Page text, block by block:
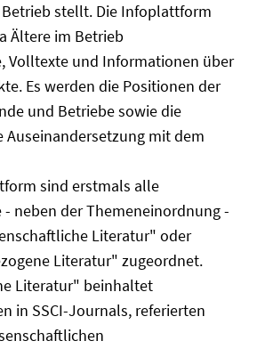
stellt. Die Infoplattform
Ältere im Betrieb
Volltexte und Informationen über
Es werden die Positionen der
und Betriebe sowie die
Auseinandersetzung mit dem
sind erstmals alle
neben der Themeneinordnung -
Literatur" oder
Literatur" zugeordnet.
Literatur" beinhaltet
in SSCI-Journals, referierten